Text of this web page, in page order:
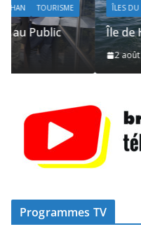
ÎLES DU PONANT TV
Île de Hoëdic |
2 août 2026 Bretagne Télé
Programmes TV